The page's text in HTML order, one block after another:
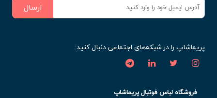
ارسال
پریماشاپ را در شبکه‌های اجتماعی دنبال کنید:
فروشگاه لباس فوتبال پریماشاپ